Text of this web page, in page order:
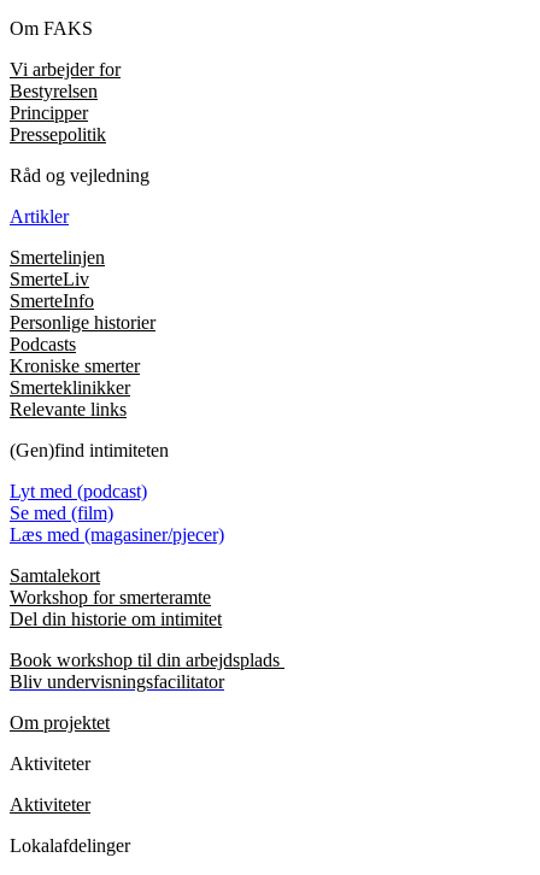
Om FAKS
Vi arbejder for
Bestyrelsen
Principper
Pressepolitik
Råd og vejledning
Artikler
Smertelinjen
SmerteLiv
SmerteInfo
Personlige historier
Podcasts
Kroniske smerter
Smerteklinikker
Relevante links
(Gen)find intimiteten
Lyt med (podcast)
Se med (film)
Læs med (magasiner/pjecer)
Samtalekort
Workshop for smerteramte
Del din historie om intimitet
Book workshop til din arbejdsplads
Bliv undervisningsfacilitator
Om projektet
Aktiviteter
Aktiviteter
Lokalafdelinger